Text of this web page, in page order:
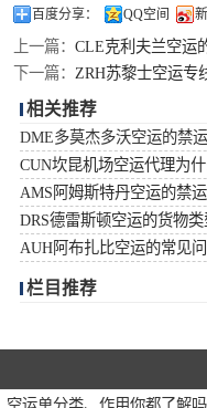
百度分享： QQ空间
上一篇： CLE克利夫兰空运
下一篇： ZRH苏黎士空运专
相关推荐
栏目推荐
巴基斯坦空运
澳大利亚空运
俄罗斯空运
加拿大空运
伊朗空运